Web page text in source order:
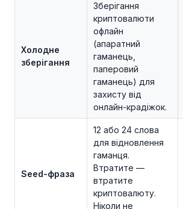
Холодне
зберігання
Зберігання
криптовалюти
офлайн
(апаратний
гаманець,
паперовий
гаманець) для
захисту від
онлайн-крадіжок.
Seed-фраза
12 або 24 слова
для відновлення
гаманця.
Втратите —
втратите
криптовалюту.
Ніколи не